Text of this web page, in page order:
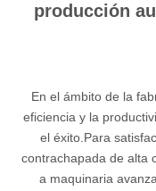
producción
En el ámbito de la
eficiencia y la
el éxito.Para
contrachapada de alta
a maquinaria